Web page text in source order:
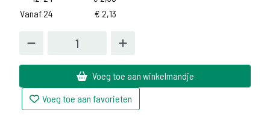
Vanaf 24
€ 2,13
Voeg toe aan winkelmandje
Voeg toe aan favorieten